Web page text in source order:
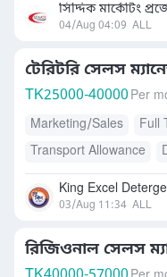
সিদ্দিক মার্কেটিং
04/Aug 04:09 ALL
টেরিটরি সেলস
TK25000-40000 Per
Marketing/Sales
Full
Transport Allowance
Others
King Excel
03/Aug 11:34 ALL
রিজিওনাল সেলস